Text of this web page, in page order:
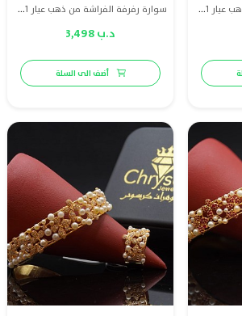
سوارة رفرفة الفراشة من ذهب عيار 21 مزينة بلؤلؤ طبيعي بحريني بطن وياقوت أحمر طبيعي. سوارة رفرفة الفراشة من ذهب عيار 21 مزينة بلؤلؤ طبيعي بحريني بطن ولمسة فاخرة من الماس (VS).
د.ب 3,498
أضف الى السلة